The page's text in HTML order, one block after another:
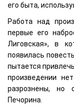
его быта,
Работа над
первые его
Лиговская», в
появилась
пытается
произведении
разрознены, но
Печорина.